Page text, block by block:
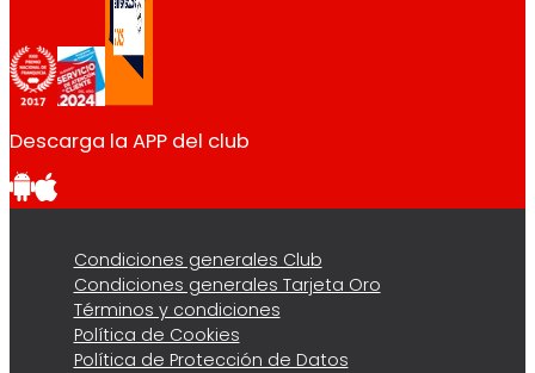
Descarga la APP del club
Condiciones generales Club
Condiciones generales Tarjeta Oro
Términos y condiciones
Política de Cookies
Política de Protección de Datos